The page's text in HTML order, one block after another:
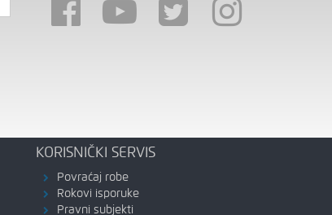
KORISNIČKI SERVIS
Povraćaj robe
Rokovi isporuke
Pravni subjekti